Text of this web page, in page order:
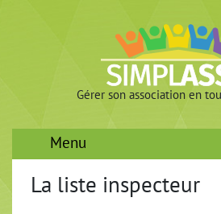
Gérer son association en
Menu
La liste inspecteur